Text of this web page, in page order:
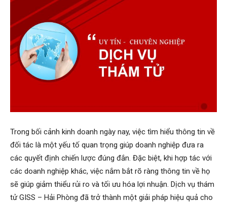
Tham
Phong,
thám
Trong bối cảnh kinh doanh ngày nay, việc tìm hiểu thông tin về
đối tác là một yếu tố quan trọng giúp doanh nghiệp đưa ra
các quyết định chiến lược đúng đắn. Đặc biệt, khi hợp tác với
các doanh nghiệp khác, việc nắm bắt rõ ràng thông tin về họ
sẽ giúp giảm thiểu rủi ro và tối ưu hóa lợi nhuận. Dịch vụ thám
tử GISS – Hải Phòng đã trở thành một giải pháp hiệu quả cho